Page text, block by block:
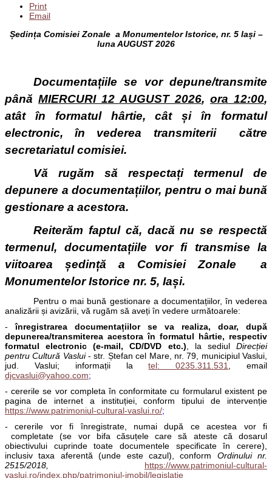
Print
Email
Ședința Comisiei Zonale a Monumentelor Istorice, nr. 5 Iași –
luna AUGUST 2026
Documentațiile se vor depune/transmite
până MIERCURI 12 AUGUST 2026, ora 12:00,
atât în formatul hârtie, cât și în formatul
electronic, în vederea transmiterii către
secretariatul comisiei.
Vă rugăm să respectați termenul de
depunere a documentațiilor, pentru o mai bună
gestionare a acestora.
Reiterăm faptul că, dacă nu se respectă
termenul, documentațiile vor fi transmise la
viitoarea ședință a Comisiei Zonale a
Monumentelor Istorice nr. 5, Iași.
Pentru o mai bună gestionare a documentațiilor, în vederea
analizării și avizării, vă rugăm să aveți în vedere următoarele:
-înregistrarea documentațiilor se va realiza, doar, după
depunerea/transmiterea acestora în formatul hârtie, respectiv
formatul electronic (e-mail, CD/DVD etc.) , la sediulDirecției
pentru Cultură Vaslui- str. Ștefan cel Mare, nr. 79, municipiul Vaslui,
jud. Vaslui; informații latel: 0235.311.531
, email
djcvaslui@yahoo.com;
- cererile se vor completa în conformitate cu formularul existent pe
pagina de internet a instituției, conform tipului de intervenție
https://www.patrimoniul-cultural-vaslui.ro/;
- cererile vor fi înregistrate, numai după ce acestea vor fi
completate (se vor bifa căsuțele care să ateste că dosarul
obiectivului cuprinde toate documentele specificate în cerere),
inclusiv taxa aferentă (unde este cazul), conform Ordinului nr.
2515/2018,
https://www.patrimoniul-cultural-
vaslui.ro/index.php/patrimoniul-imobil/legislatie